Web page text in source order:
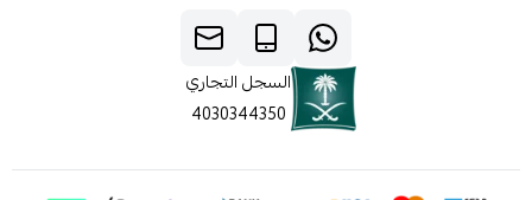
السجل التجاري
4030344350